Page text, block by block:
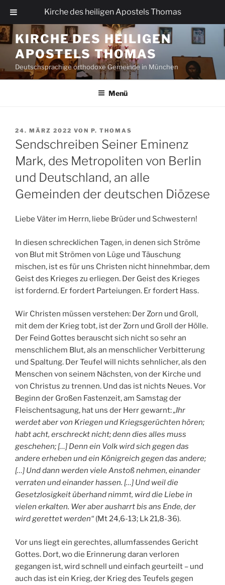
Zum
Inhalt
springen
KIRCHE DES HEILIGEN
APOSTELS THOMAS
Deutschsprachige orthodoxe Gemeinde in München
Menü
VERÖFFENTLICHT
AM
24. MÄRZ 2022 VON P. THOMAS
Sendschreiben Seiner Eminenz
Mark, des Metropoliten von Berlin
und Deutschland, an alle
Gemeinden der deutschen Diözese
Liebe Väter im Herrn, liebe Brüder und Schwestern!
In diesen schrecklichen Tagen, in denen sich Ströme
von Blut mit Strömen von Lüge und Täuschung
mischen, ist es für uns Christen nicht hinnehmbar, dem
Geist des Krieges zu erliegen. Der Geist des Krieges
ist fordernd. Er fordert Parteiungen. Er fordert Hass.
Wir Christen müssen verstehen: Der Zorn und Groll,
mit dem der Krieg tobt, ist der Zorn und Groll der Hölle.
Der Feind Gottes berauscht sich nicht so sehr an
menschlichem Blut, als an menschlicher Verbitterung
und Spaltung. Der Teufel will nichts sehnlicher, als den
Menschen von seinem Nächsten, von der Kirche und
von Christus zu trennen. Und das ist nichts Neues. Vor
Beginn der Großen Fastenzeit, am Samstag der
Fleischentsagung, hat uns der Herr gewarnt:„Ihr
werdet aber von Kriegen und Kriegsgerüchten hören;
habt acht, erschreckt nicht; denn dies alles muss
geschehen; […] Denn ein Volk wird sich gegen das
andere erheben und ein Königreich gegen das andere;
[…] Und dann werden viele Anstoß nehmen, einander
verraten und einander hassen. […] Und weil die
Gesetzlosigkeit überhand nimmt, wird die Liebe in
vielen erkalten. Wer aber ausharrt bis ans Ende, der
wird gerettet werden“ (Mt 24,6-13; Lk 21,8-36).
Vor uns liegt ein gerechtes, allumfassendes Gericht
Gottes. Dort, wo die Erinnerung daran verloren
gegangen ist, wird schnell und einfach geurteilt – und
auch das ist ein Krieg, der Krieg des Teufels gegen
Kirche des heiligen Apostels Thomas